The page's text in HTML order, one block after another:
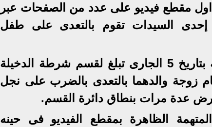
مقطع فيديو على عدد من الصفحات عبر
إحدى السيدات تقوم بالتعدى على طفل
وبالفحص تبين أن الواقعة تتمثل فى أنه بتاريخ 5 الجارى تبلغ لقسم شرطة الدخيلة
زوجة والدهما بالتعدى بالضرب على نجل
عدة مرات بنطاق دائرة القسم.
الظاهرة بمقطع الفيديو فى حينه